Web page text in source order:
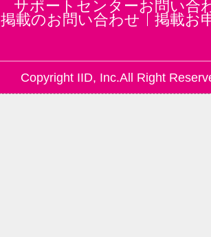
サポートセンターお問い合
掲載のお問い合わせ
掲載お
Copyright IID, Inc.All Right